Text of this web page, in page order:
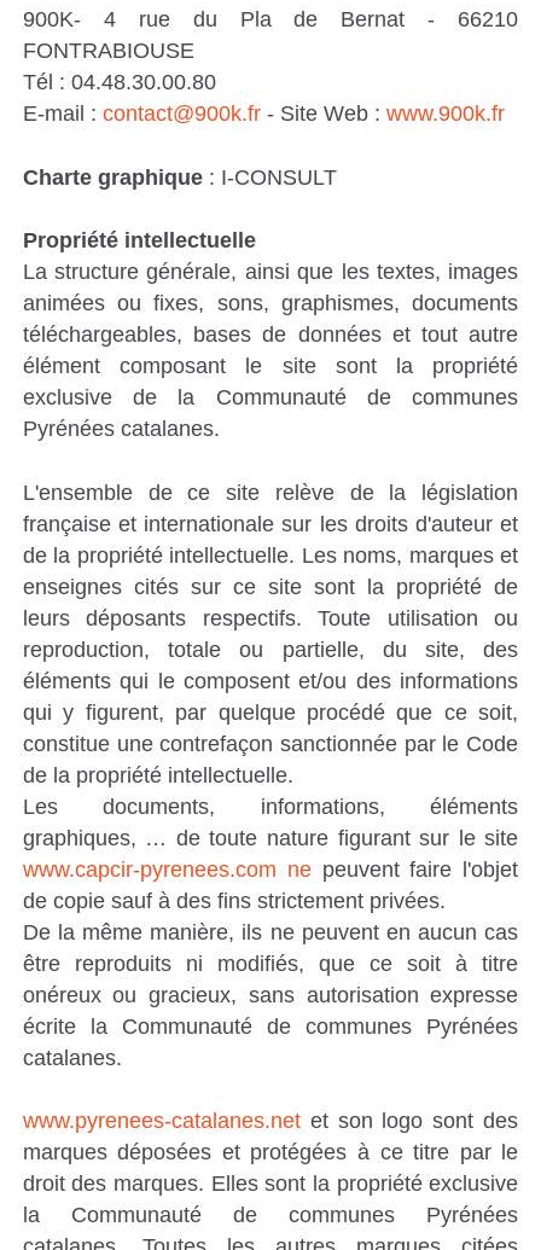
R
É
N
É
E
C
A
T
A
L
A
E
S
900K- 4 rue du Pla de Bernat - 66210
FONTRABIOUSE
Tél : 04.48.30.00.80
E-mail : contact@900k.fr- Site Web : www.900k.fr
Charte graphique: I-CONSULT
Propriété intellectuelle
La structure générale, ainsi que les textes, images
animées ou fixes, sons, graphismes, documents
téléchargeables, bases de données et tout autre
élément composant le site sont la propriété
exclusive de la Communauté de communes
Pyrénées catalanes.
L'ensemble de ce site relève de la législation
française et internationale sur les droits d'auteur et
de la propriété intellectuelle. Les noms, marques et
enseignes cités sur ce site sont la propriété de
leurs déposants respectifs. Toute utilisation ou
reproduction, totale ou partielle, du site, des
éléments qui le composent et/ou des informations
qui y figurent, par quelque procédé que ce soit,
constitue une contrefaçon sanctionnée par le Code
de la propriété intellectuelle.
Les documents, informations, éléments
graphiques, … de toute nature figurant sur le site
www.capcir-pyrenees.com nepeuvent faire l'objet
de copie sauf à des fins strictement privées.
De la même manière, ils ne peuvent en aucun cas
être reproduits ni modifiés, que ce soit à titre
onéreux ou gracieux, sans autorisation expresse
écrite la Communauté de communes Pyrénées
catalanes.
www.pyrenees-catalanes.netet son logo sont des
marques déposées et protégées à ce titre par le
droit des marques. Elles sont la propriété exclusive
la Communauté de communes Pyrénées